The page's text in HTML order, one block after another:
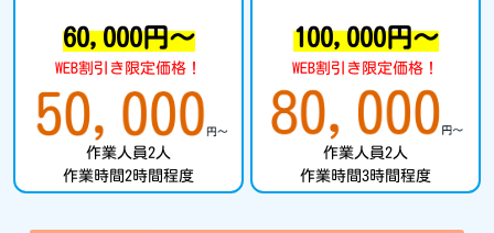
60,000円～
WEB割引き限定価格！
作業人員2人
作業時間2時間程度
100,000円～
WEB割引き限定価格！
作業人員2人
作業時間3時間程度